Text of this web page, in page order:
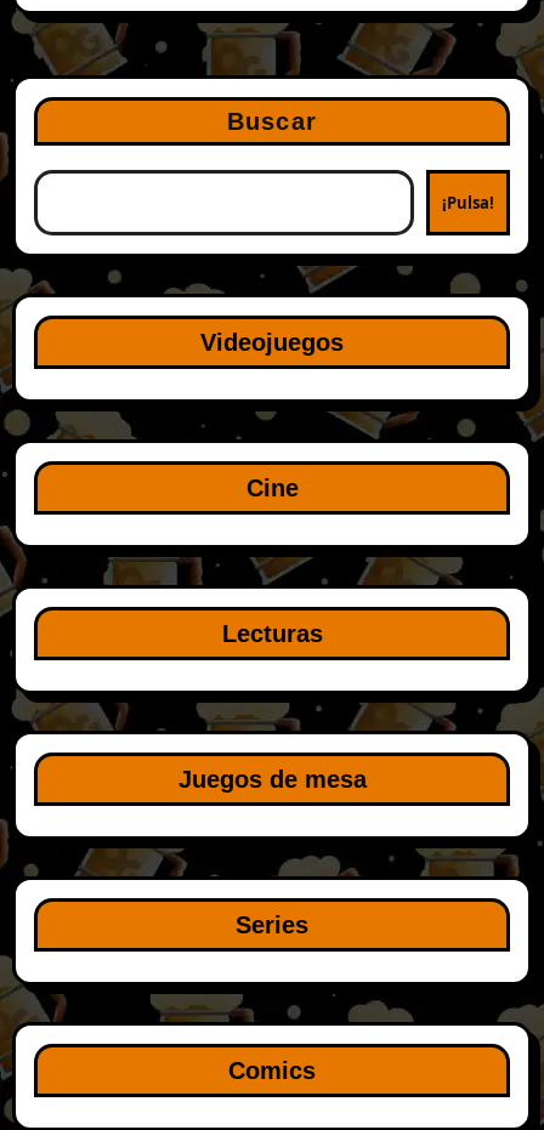
Buscar
¡Pulsa!
Videojuegos
Cine
Lecturas
Juegos de mesa
Series
Comics